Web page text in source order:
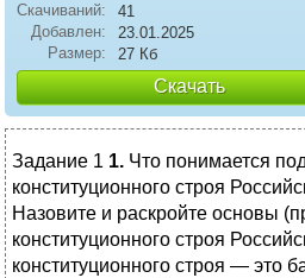
Скачиваний:
41
Добавлен:
23.01.2025
Размер:
27 Кб
Скачать
Задание 1 1. Что понимается
конституционного строя
Назовите и раскройте основы
конституционного строя
конституционного строя — это